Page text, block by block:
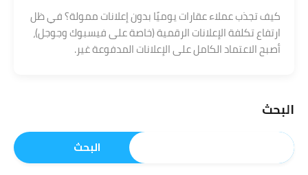
كيف تجذب عملاء عقارات يوميًا بدون إعلانات ممولة؟ في ظل
ارتفاع تكلفة الإعلانات الرقمية (خاصة على فيسبوك وجوجل)،
أصبح الاعتماد الكامل على الإعلانات المدفوعة غير.
البحث
البحث